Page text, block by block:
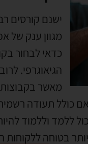
ישנם קורסים
מגוון ענק של
כדאי לבחור
הגיאוגרפי. לרוב
מאשר בקבוצות
כולל תעודה
ללמד וללמוד
בטוחה ללקוחות